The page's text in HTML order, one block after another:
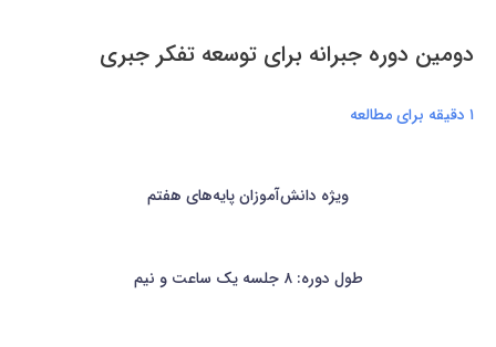
دومین دوره جبرانه برای توسعه تفکر جبری
۱ دقیقه برای مطالعه
ویژه دانش‌آموزان پایه‌های هفتم
طول دوره: ۸ جلسه یک ساعت و نیم